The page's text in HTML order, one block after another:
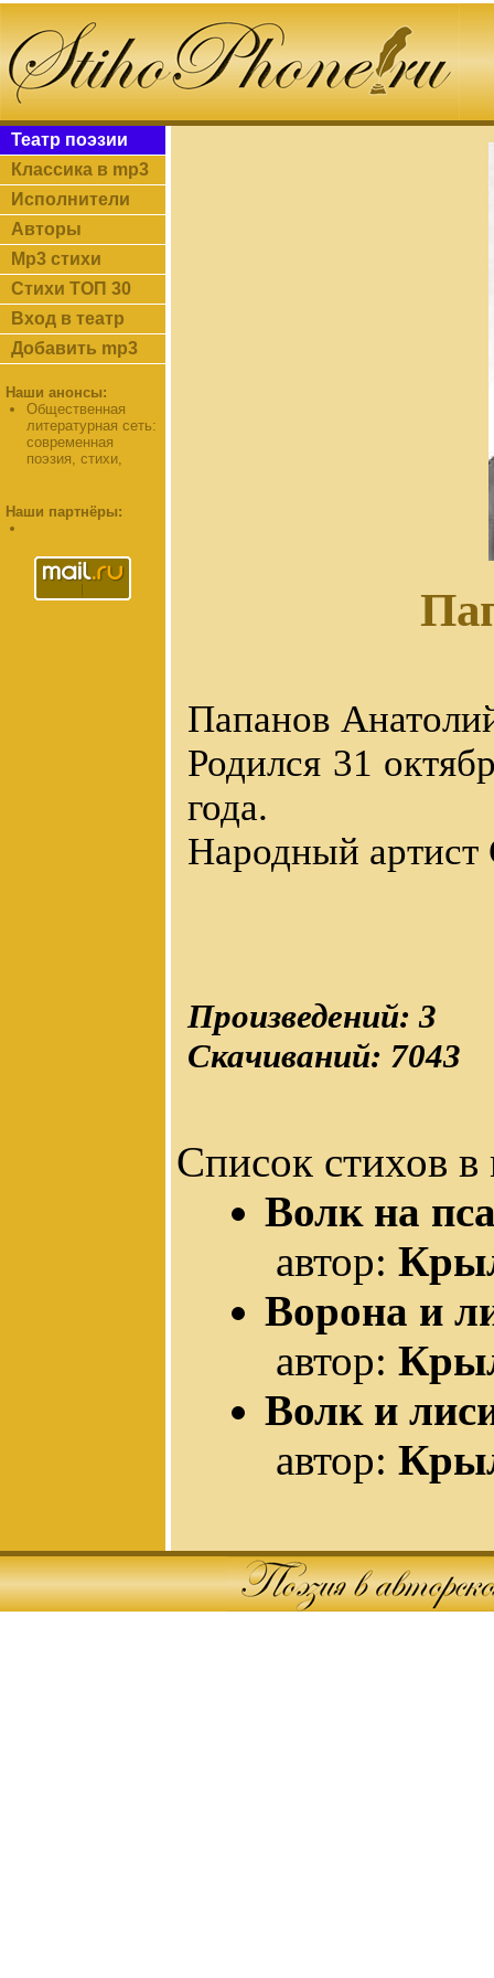
Театр поэзии
Классика в mp3
Исполнители
Авторы
Mp3 стихи
Стихи ТОП 30
Вход в театр
Добавить mp3
Наши анонсы:
Общественная
литературная сеть:
современная
поэзия, стихи,
Наши партнёры:
Папанов
Родился 31
года.
Народный
Произведений: 3
Скачиваний: 7043
Список стихов в
Волк на
автор:
Ворона и
автор:
Волк и
автор: